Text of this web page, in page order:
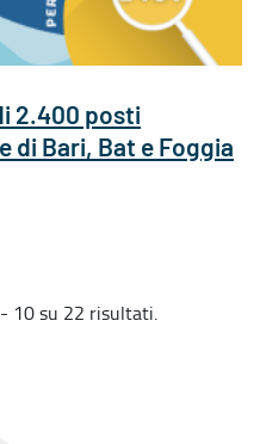
2.400 posti
di Bari, Bat e Foggia
10 su 22 risultati.